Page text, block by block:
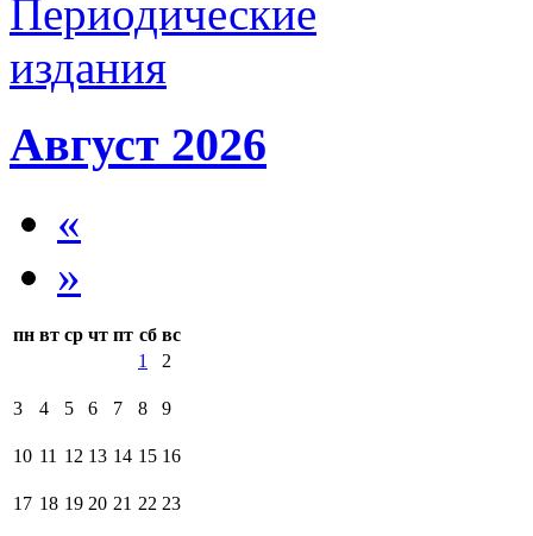
Август 2026
«
»
пн вт ср чт пт сб вс
1
2
3 4 5 6 7 8 9
10 11 12 13 14 15 16
17 18 19 20 21 22 23